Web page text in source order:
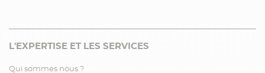
L'EXPERTISE ET LES SERVICES
Qui sommes nous ?